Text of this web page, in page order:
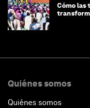
Cómo las
Quiénes somos
Quiénes somos